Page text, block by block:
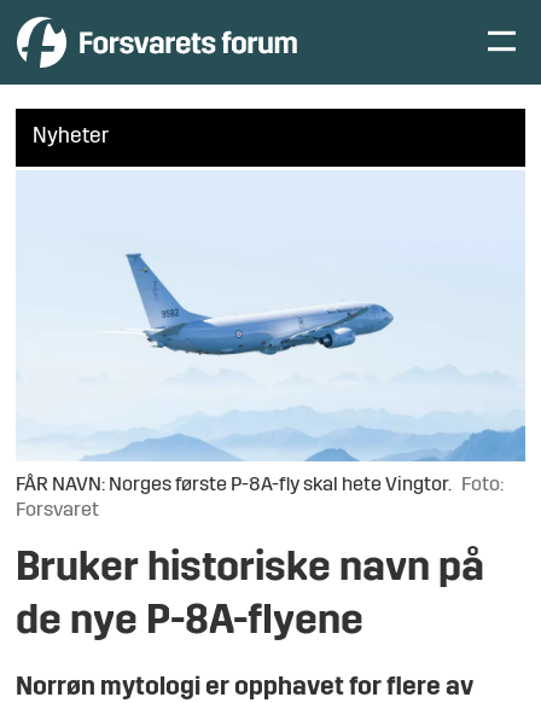
Nyheter
FÅR NAVN: Norges første P-8A-fly skal hete Vingtor.
Foto:
Forsvaret
Bruker historiske navn på
de nye P-8A-flyene
Norrøn mytologi er opphavet for flere av